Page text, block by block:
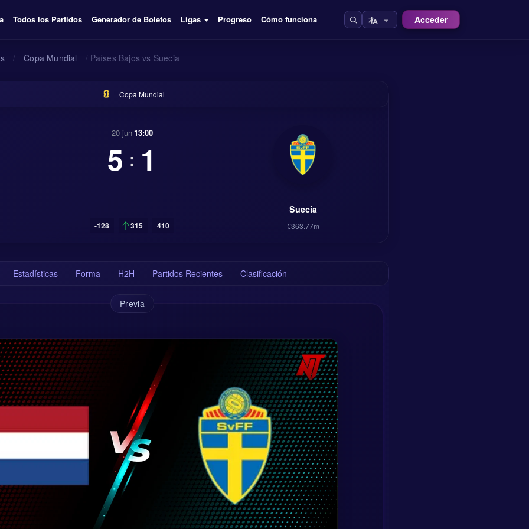
Todos los Partidos Generador de Boletos Ligas Progreso Cómo funciona Acceder
/ Copa Mundial / Países Bajos vs Suecia
Copa Mundial
20 jun13:00
5 : 1
-128 315 410
Suecia
€363.77m
Estadísticas Forma H2H Partidos Recientes Clasificación
Previa